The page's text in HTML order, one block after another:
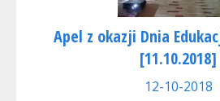
Apel z okazji Dnia
[11.10.2018]
12-10-2018